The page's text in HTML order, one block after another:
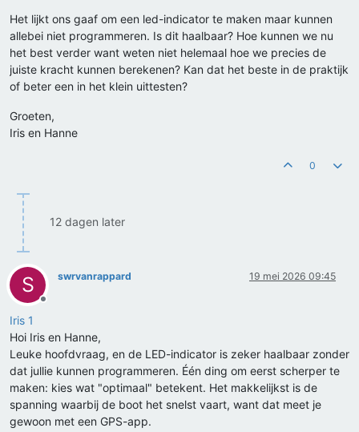
Het lijkt ons gaaf om een led-indicator te maken maar kunnen
allebei niet programmeren. Is dit haalbaar? Hoe kunnen we nu
het best verder want weten niet helemaal hoe we precies de
juiste kracht kunnen berekenen? Kan dat het beste in de praktijk
of beter een in het klein uittesten?
Groeten,
Iris en Hanne
0
12 dagen later
S
Offline
swrvanrappard 19 mei 2026 09:45
Iris 1
Hoi Iris en Hanne,
Leuke hoofdvraag, en de LED-indicator is zeker haalbaar zonder
dat jullie kunnen programmeren. Één ding om eerst scherper te
maken: kies wat "optimaal" betekent. Het makkelijkst is de
spanning waarbij de boot het snelst vaart, want dat meet je
gewoon met een GPS-app.